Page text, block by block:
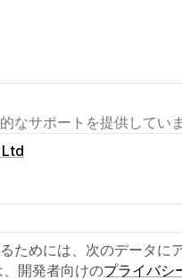
なサポートを提供していま
ためには、次のデータに
開発者向けのプライバシ